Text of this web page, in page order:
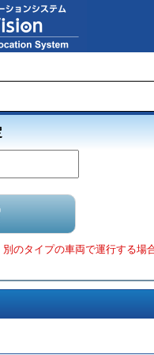
のタイプの車両で運行する場